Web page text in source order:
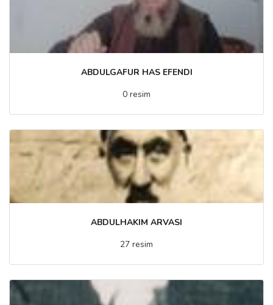
ABDULGAFUR HAS EFENDI
0 resim
ABDULHAKIM ARVASI
27 resim